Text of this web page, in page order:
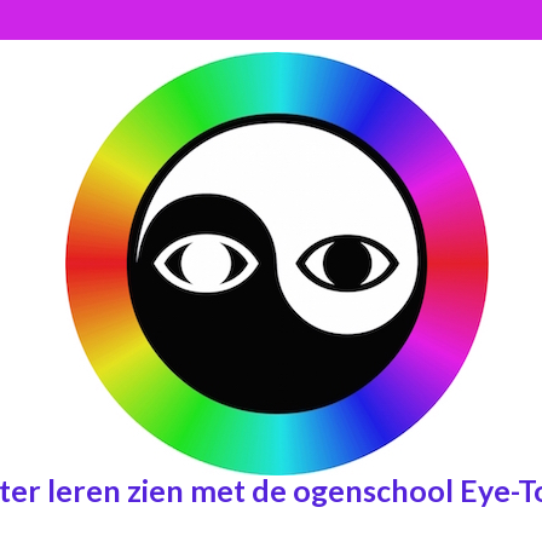
leren zien met de ogenschool Eye-